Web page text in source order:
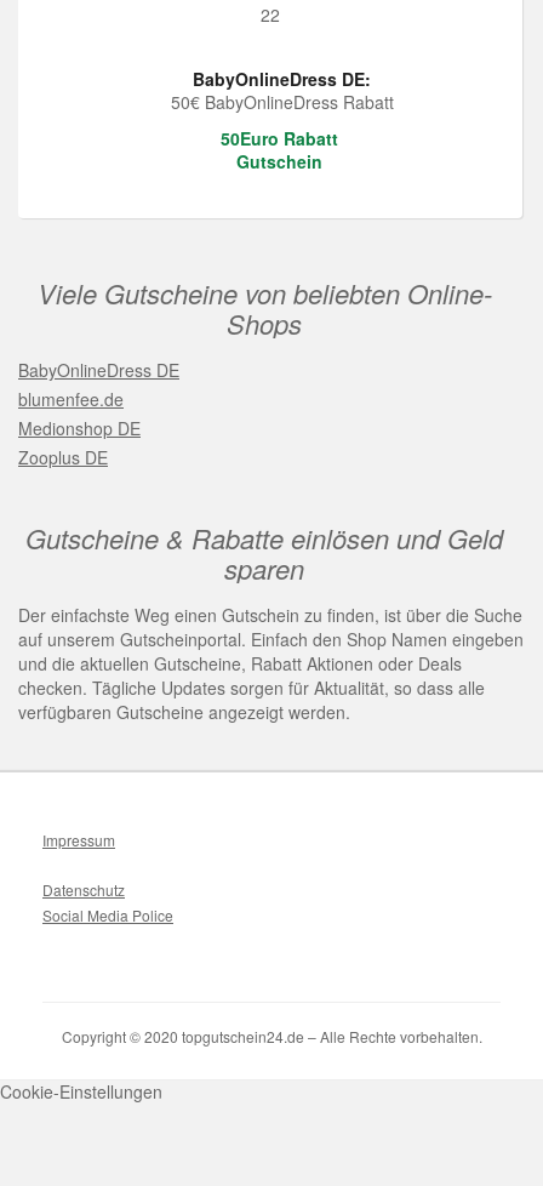
BabyOnlineDress DE:
50€ BabyOnlineDress Rabatt
50Euro Rabatt
Gutschein
Viele Gutscheine von beliebten Online-
Shops
BabyOnlineDress DE
blumenfee.de
Medionshop DE
Zooplus DE
Gutscheine & Rabatte einlösen und Geld
sparen
Der einfachste Weg einen Gutschein zu finden, ist über die Suche
auf unserem Gutscheinportal. Einfach den Shop Namen eingeben
und die aktuellen Gutscheine, Rabatt Aktionen oder Deals
checken. Tägliche Updates sorgen für Aktualität, so dass alle
verfügbaren Gutscheine angezeigt werden.
Impressum
Datenschutz
Social Media Police
Copyright © 2020 topgutschein24.de – Alle Rechte vorbehalten.
Cookie-Einstellungen